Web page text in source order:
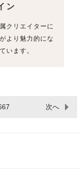
ン
クリエイターに
より魅力的にな
います。
次へ